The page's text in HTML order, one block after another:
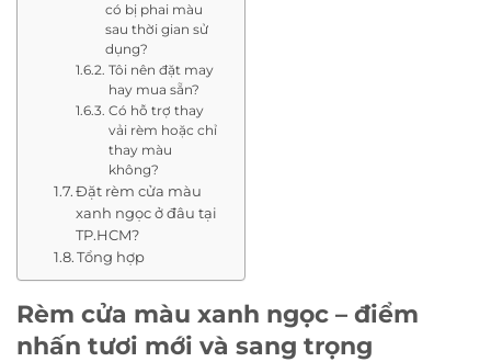
có bị phai màu
sau thời gian sử
dụng?
Tôi nên đặt may
hay mua sẵn?
Có hỗ trợ thay
vải rèm hoặc chỉ
thay màu
không?
Đặt rèm cửa màu
xanh ngọc ở đâu tại
TP.HCM?
Tổng hợp
Rèm cửa màu xanh ngọc – điểm
nhấn tươi mới và sang trọng